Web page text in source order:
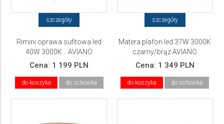
szczegóły
Rimini oprawa sufitowa led
40W 3000K... AVIANO
Cena: 1 199 PLN
do koszyka do schowka
szczegóły
Matera plafon led 37W 3000K
czarny/brąz AVIANO
Cena: 1 349 PLN
do koszyka do schowka